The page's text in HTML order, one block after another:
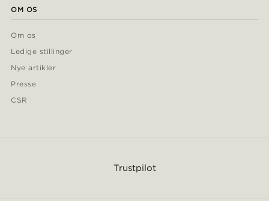
OM OS
Om os
Ledige stillinger
Nye artikler
Presse
CSR
Trustpilot